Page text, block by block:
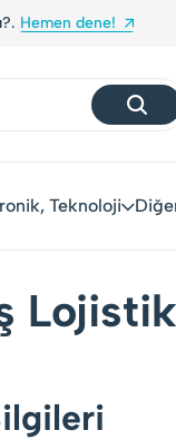
Yerli
Teknoloji